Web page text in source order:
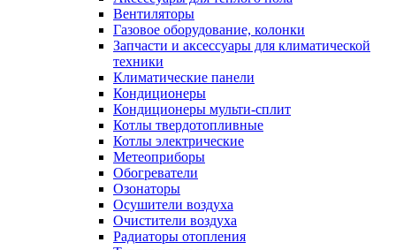
Вентиляторы
Газовое оборудование, колонки
Запчасти и аксессуары для климатической
техники
Климатические панели
Кондиционеры
Кондиционеры мульти-сплит
Котлы твердотопливные
Котлы электрические
Метеоприборы
Обогреватели
Озонаторы
Осушители воздуха
Очистители воздуха
Радиаторы отопления